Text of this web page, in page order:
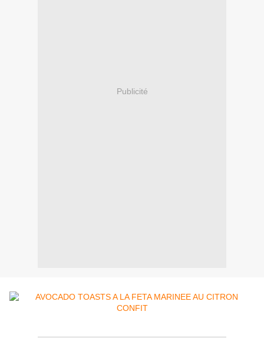
Publicité